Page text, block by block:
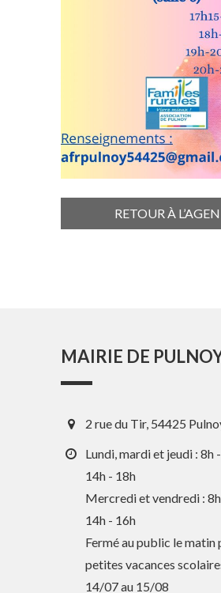
RETOUR À
Guide des activités et
MAIRIE DE
2 rue du Tir, 54425
Lundi, mardi et jeudi : 8h
14h - 18h
Mercredi et vendredi :
14h - 16h
Fermé au public le matin
petites vacances
14/07 au 15/08